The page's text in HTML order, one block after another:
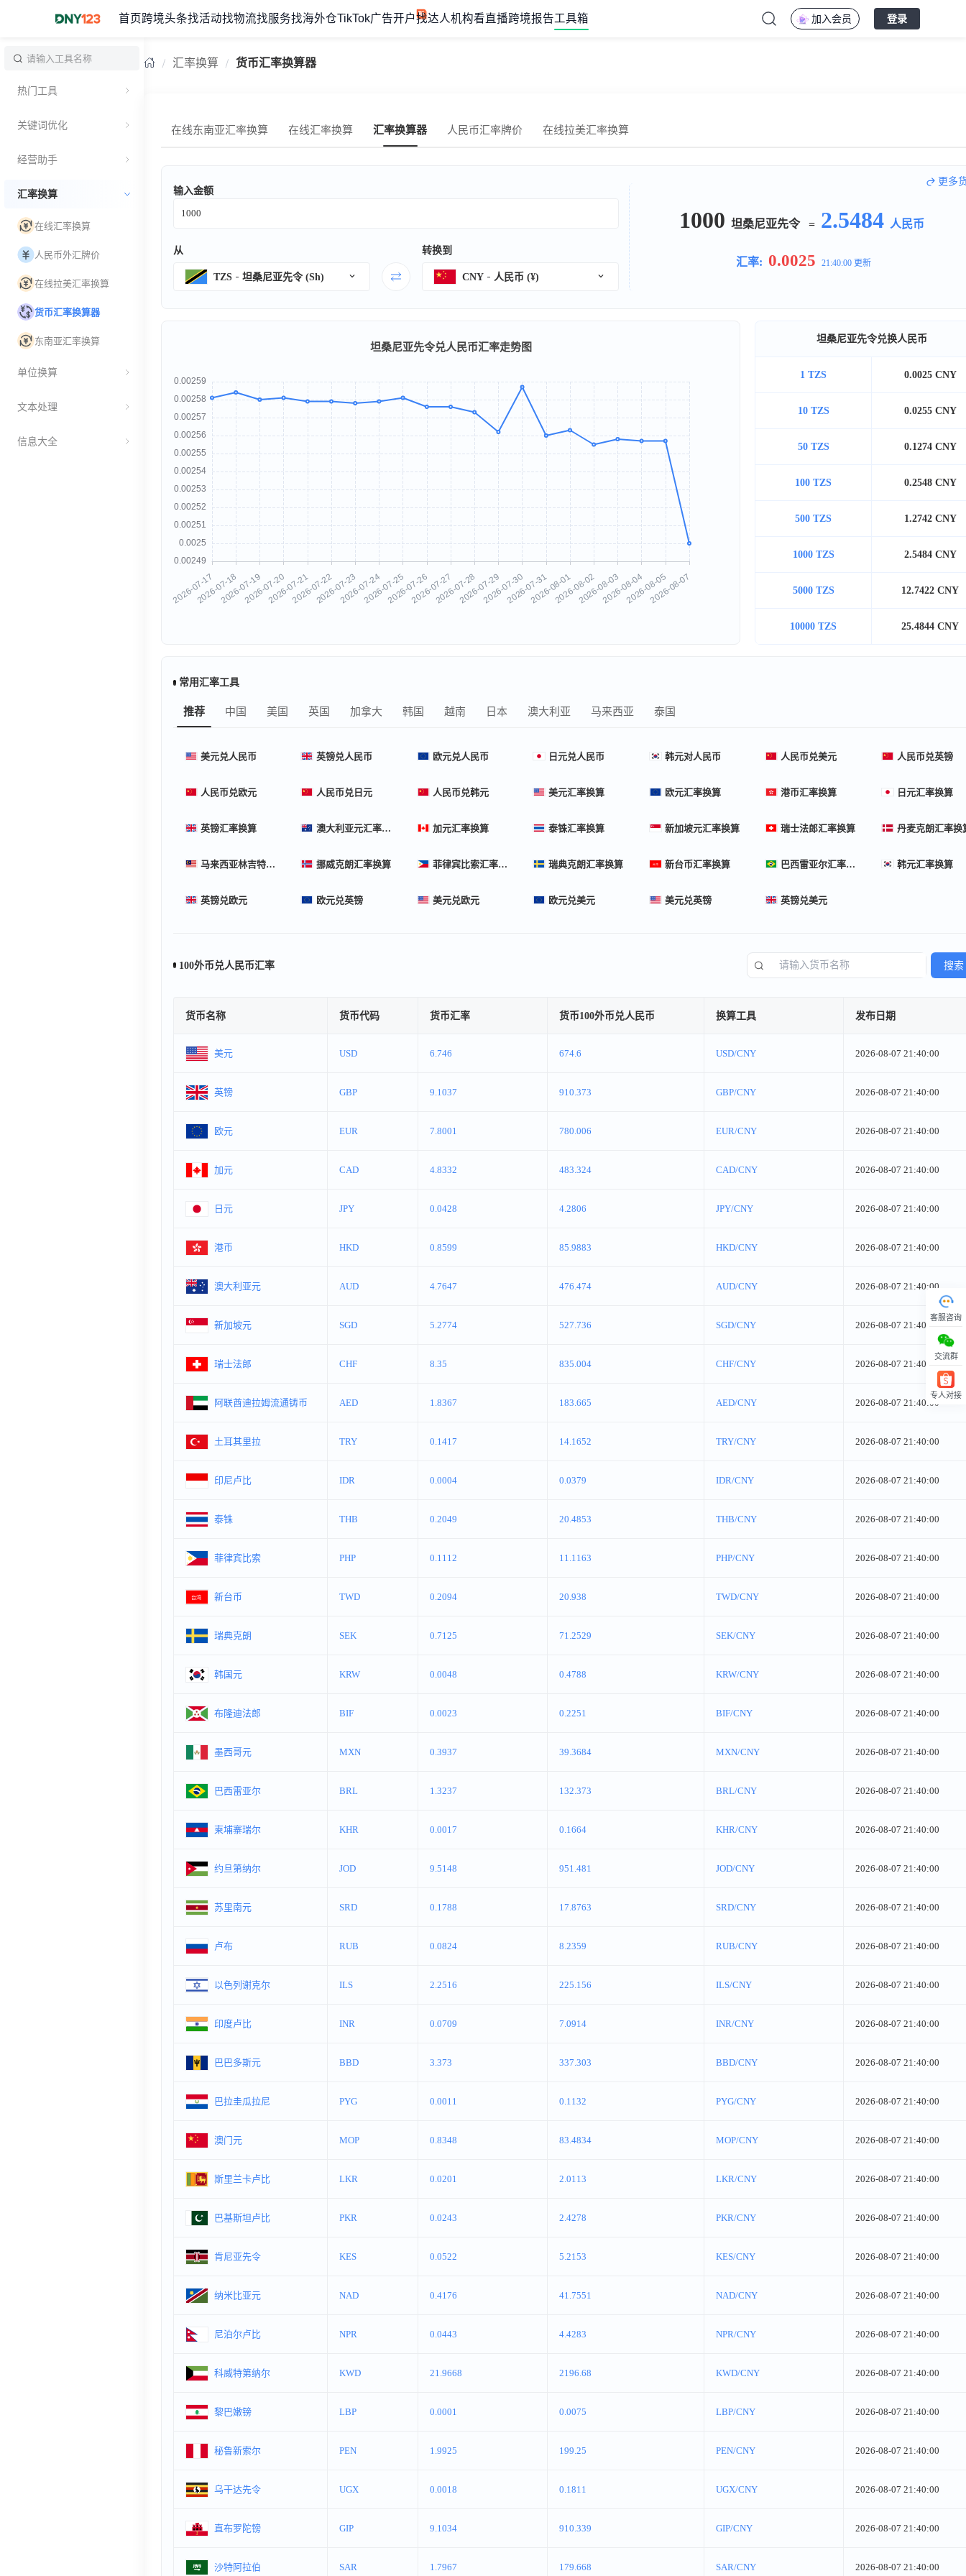
首页 跨境头条找活动找物流找服务找海外仓TikTok广告开户找达人机构看直播跨境报告工具箱 加入会员 登录
热门工具
关键词优化
经营助手
汇率换算
在线汇率换算
人民币外汇牌价
在线拉美汇率换算
货币汇率换算器
东南亚汇率换算
单位换算
文本处理
信息大全
汇率换算 货币汇率换算器
在线东南亚汇率换算 在线汇率换算 汇率换算器 人民币汇率牌价 在线拉美汇率换算
更多
输入金额
从
TZS 坦桑尼亚先令 (Sh)
转换到
CNY 人民币 (¥)
1000 坦桑尼亚先令 = 2.5484 人民币
汇率: 0.0025 21:40:00 更新
坦桑尼亚先令兑换人民币
1 TZS 0.0025 CNY
10 TZS 0.0255 CNY
50 TZS 0.1274 CNY
100 TZS 0.2548 CNY
500 TZS 1.2742 CNY
1000 TZS 2.5484 CNY
5000 TZS 12.7422 CNY
10000 TZS 25.4844 CNY
常用汇率工具
推荐 中国 美国 英国 加拿大 韩国 越南 日本 澳大利亚 马来西亚 泰国
美元兑人民币 英镑兑人民币 欧元兑人民币 日元兑人民币 韩元对人民币 人民币兑美元 人民币兑英镑
人民币兑欧元 人民币兑日元 人民币兑韩元 美元汇率换算 欧元汇率换算 港币汇率换算 日元汇率换算
英镑汇率换算 澳大利亚元汇率换算 加元汇率换算 泰铢汇率换算 新加坡元汇率换算 瑞士法郎汇率换算 丹麦克朗汇率换
马来西亚林吉特汇率换算 挪威克朗汇率换算 菲律宾比索汇率换算 瑞典克朗汇率换算 新台币汇率换算 巴西雷亚尔汇率换算 韩元汇率换算
英镑兑欧元 欧元兑英镑 美元兑欧元 欧元兑美元 美元兑英镑 英镑兑美元
100外币兑人民币汇率 搜索
货币名称 货币代码 货币汇率 货币100外币兑人民币 换算工具 发布日期
美元 USD 6.746 674.6 USD/CNY 2026-08-07 21:40:00
英镑 GBP 9.1037 910.373 GBP/CNY 2026-08-07 21:40:00
欧元 EUR 7.8001 780.006 EUR/CNY 2026-08-07 21:40:00
加元 CAD 4.8332 483.324 CAD/CNY 2026-08-07 21:40:00
日元 JPY 0.0428 4.2806 JPY/CNY 2026-08-07 21:40:00
港币 HKD 0.8599 85.9883 HKD/CNY 2026-08-07 21:40:00
澳大利亚元 AUD 4.7647 476.474 AUD/CNY 2026-08-07 21:40:00
新加坡元 SGD 5.2774 527.736 SGD/CNY 2026-08-07 21:40:00
瑞士法郎 CHF 8.35 835.004 CHF/CNY 2026-08-07 21:40:00
阿联酋迪拉姆流通铸币 AED 1.8367 183.665 AED/CNY 2026-08-07 21:40:00
土耳其里拉 TRY 0.1417 14.1652 TRY/CNY 2026-08-07 21:40:00
印尼卢比 IDR 0.0004 0.0379 IDR/CNY 2026-08-07 21:40:00
泰铢 THB 0.2049 20.4853 THB/CNY 2026-08-07 21:40:00
菲律宾比索 PHP 0.1112 11.1163 PHP/CNY 2026-08-07 21:40:00
新台币 TWD 0.2094 20.938 TWD/CNY 2026-08-07 21:40:00
瑞典克朗 SEK 0.7125 71.2529 SEK/CNY 2026-08-07 21:40:00
韩国元 KRW 0.0048 0.4788 KRW/CNY 2026-08-07 21:40:00
布隆迪法郎 BIF 0.0023 0.2251 BIF/CNY 2026-08-07 21:40:00
墨西哥元 MXN 0.3937 39.3684 MXN/CNY 2026-08-07 21:40:00
巴西雷亚尔 BRL 1.3237 132.373 BRL/CNY 2026-08-07 21:40:00
柬埔寨瑞尔 KHR 0.0017 0.1664 KHR/CNY 2026-08-07 21:40:00
约旦第纳尔 JOD 9.5148 951.481 JOD/CNY 2026-08-07 21:40:00
苏里南元 SRD 0.1788 17.8763 SRD/CNY 2026-08-07 21:40:00
卢布 RUB 0.0824 8.2359 RUB/CNY 2026-08-07 21:40:00
以色列谢克尔 ILS 2.2516 225.156 ILS/CNY 2026-08-07 21:40:00
印度卢比 INR 0.0709 7.0914 INR/CNY 2026-08-07 21:40:00
巴巴多斯元 BBD 3.373 337.303 BBD/CNY 2026-08-07 21:40:00
巴拉圭瓜拉尼 PYG 0.0011 0.1132 PYG/CNY 2026-08-07 21:40:00
澳门元 MOP 0.8348 83.4834 MOP/CNY 2026-08-07 21:40:00
斯里兰卡卢比 LKR 0.0201 2.0113 LKR/CNY 2026-08-07 21:40:00
巴基斯坦卢比 PKR 0.0243 2.4278 PKR/CNY 2026-08-07 21:40:00
肯尼亚先令 KES 0.0522 5.2153 KES/CNY 2026-08-07 21:40:00
纳米比亚元 NAD 0.4176 41.7551 NAD/CNY 2026-08-07 21:40:00
尼泊尔卢比 NPR 0.0443 4.4283 NPR/CNY 2026-08-07 21:40:00
科威特第纳尔 KWD 21.9668 2196.68 KWD/CNY 2026-08-07 21:40:00
黎巴嫩镑 LBP 0.0001 0.0075 LBP/CNY 2026-08-07 21:40:00
秘鲁新索尔 PEN 1.9925 199.25 PEN/CNY 2026-08-07 21:40:00
乌干达先令 UGX 0.0018 0.1811 UGX/CNY 2026-08-07 21:40:00
直布罗陀镑 GIP 9.1034 910.339 GIP/CNY 2026-08-07 21:40:00
沙特阿拉伯 SAR 1.7967 179.668 SAR/CNY 2026-08-07 21:40:00
客服咨询
交流群
专人对接
回顶部